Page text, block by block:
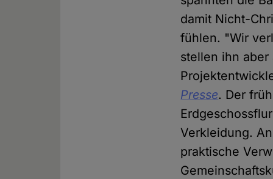
damit Nicht-
fühlen. "Wir
stellen ihn aber
Presse. Der
Verkleidung.
praktische